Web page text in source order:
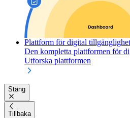
Plattform för digital tillgänglighet
Den kompletta plattformen för
Utforska plattformen
Stäng
Tillbaka